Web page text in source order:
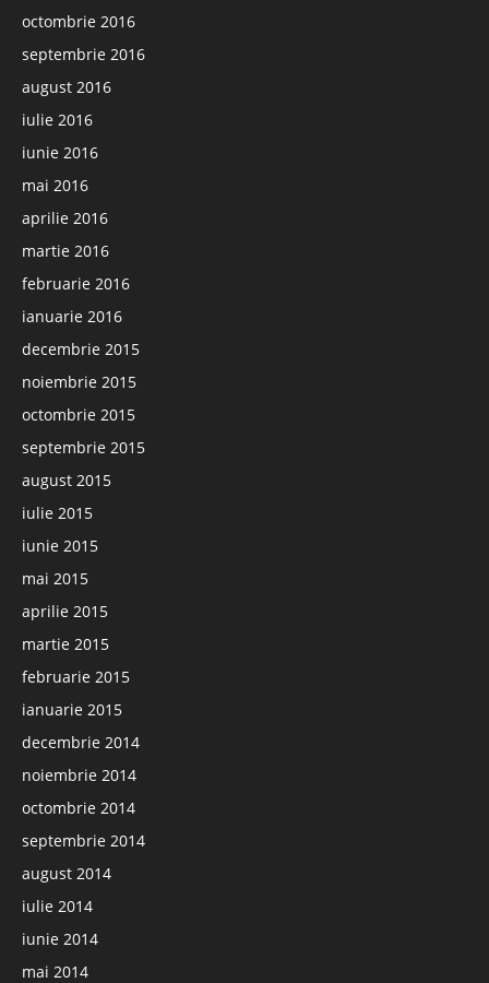
octombrie 2016
septembrie 2016
august 2016
iulie 2016
iunie 2016
mai 2016
aprilie 2016
martie 2016
februarie 2016
ianuarie 2016
decembrie 2015
noiembrie 2015
octombrie 2015
septembrie 2015
august 2015
iulie 2015
iunie 2015
mai 2015
aprilie 2015
martie 2015
februarie 2015
ianuarie 2015
decembrie 2014
noiembrie 2014
octombrie 2014
septembrie 2014
august 2014
iulie 2014
iunie 2014
mai 2014